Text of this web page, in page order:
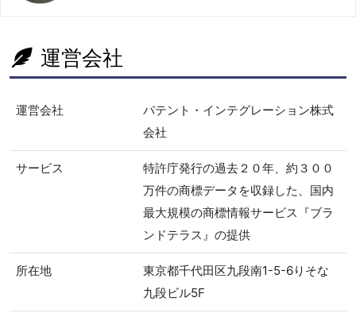
運営会社
運営会社
パテント・インテグレーション株式
会社
サービス
特許庁発行の過去２０年、約３００
万件の商標データを収録した、国内
最大規模の商標情報サービス『ブラ
ンドテラス』の提供
所在地
東京都千代田区九段南1-5-6りそな
九段ビル5F